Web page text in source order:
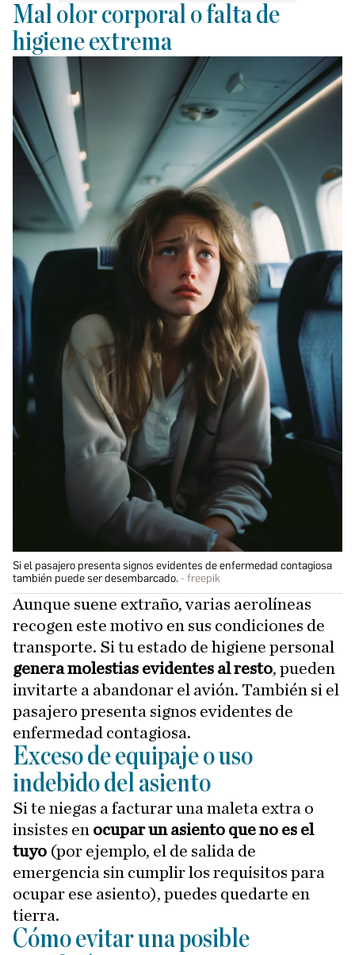
Mal olor corporal o falta de
higiene extrema
Si el pasajero presenta signos evidentes de enfermedad contagiosa
también puede ser desembarcado.
freepik
Aunque suene extraño, varias aerolíneas
recogen este motivo en sus condiciones de
transporte. Si tu estado de higiene personal
genera molestias evidentes al resto, pueden
invitarte a abandonar el avión. También si el
pasajero presenta signos evidentes de
enfermedad contagiosa.
Exceso de equipaje o uso
indebido del asiento
Si te niegas a facturar una maleta extra o
insistes en ocupar un asiento que no es el
tuyo (por ejemplo, el de salida de
emergencia sin cumplir los requisitos para
ocupar ese asiento), puedes quedarte en
tierra.
Cómo evitar una posible